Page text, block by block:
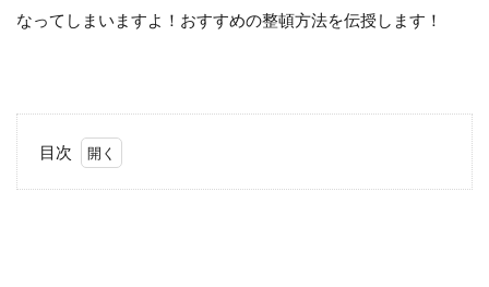
なってしまいますよ！おすすめの整頓方法を伝授します！
目次